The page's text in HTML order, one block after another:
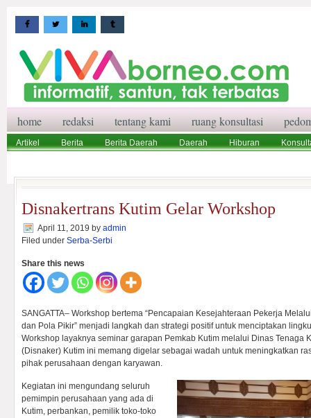
home redaksi tentang kami ruang konsultasi
Artikel Berita Berita Daerah Daerah Hiburan
Disnakertrans Kutim Gelar Workshop
April 11, 2019 by admin
Filed under Serba-Serbi
Share this news
SANGATTA– Workshop bertema “Pencapaian Kesejahteraan Pekerja
dan Pola Pikir” menjadi langkah dan strategi positif untuk menciptakan
Workshop layaknya seminar garapan Pemkab Kutim melalui Dinas Tenaga
(Disnaker) Kutim ini memang digelar sebagai wadah untuk meningkatkan
pihak perusahaan dengan karyawan.
Kegiatan ini mengundang seluruh
pemimpin perusahaan yang ada di
Kutim, perbankan, pemilik toko-toko